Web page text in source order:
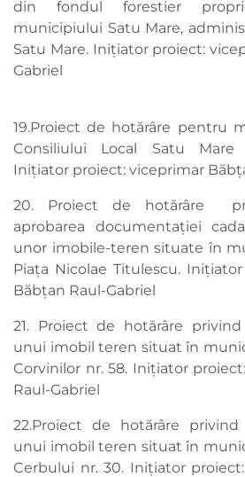
din fondul forestier
municipiului Satu Mare,
Satu Mare. Inițiator proiect:
Gabriel
19.Proiect de hotărâre pentru
Consiliului Local Satu Mare
Inițiator proiect: viceprimar
20. Proiect de hotărâre
aprobarea documentației
unor imobile-teren situate în
Piața Nicolae Titulescu.
Băbțan Raul-Gabriel
21. Proiect de hotărâre privind
unui imobil teren situat în
Corvinilor nr. 58. Inițiator
Raul-Gabriel
22.Proiect de hotărâre privind
unui imobil teren situat în
Cerbului nr. 30. Inițiator